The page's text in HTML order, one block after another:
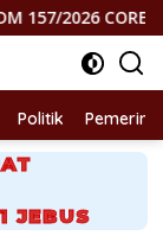
MOROWALI,
Politik
JEBUS